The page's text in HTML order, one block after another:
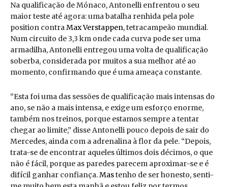
Na qualificação de Mónaco, Antonelli enfrentou o seu
maior teste até agora: uma batalha renhida pela pole
position contraMax Verstappen, tetracampeão mundial.
Num circuito de 3,3 km onde cada curva pode ser uma
armadilha, Antonelli entregou uma volta de qualificação
soberba, considerada por muitos a sua melhor até ao
momento, confirmando que é uma ameaça constante.
“Esta foi uma das sessões de qualificação mais intensas do
ano, se não a mais intensa, e exige um esforço enorme,
também nos treinos, porque estamos sempre a tentar
chegar ao limite,” disse Antonelli pouco depois de sair do
Mercedes, ainda com a adrenalina à flor da pele. “Depois,
trata-se de encontrar aqueles últimos dois décimos, o que
não é fácil, porque as paredes parecem aproximar-se e é
difícil ganhar confiança.Mastenho de ser honesto, senti-